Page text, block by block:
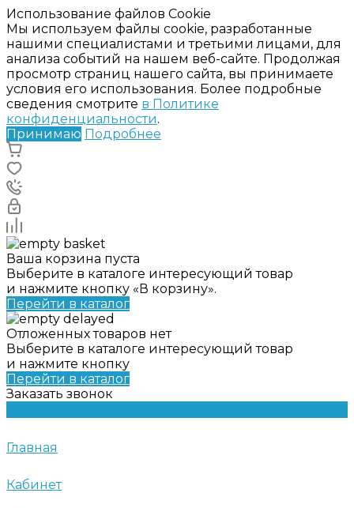
Использование файлов Cookie
Мы используем файлы cookie, разработанные
нашими специалистами и третьими лицами, для
анализа событий на нашем веб-сайте. Продолжая
просмотр страниц нашего сайта, вы принимаете
условия его использования. Более подробные
сведения смотрите в Политике
конфиденциальности.
Принимаю Подробнее
Ваша корзина пуста
Выберите в каталоге интересующий товар
и нажмите кнопку «В корзину».
Перейти в каталог
Отложенных товаров нет
Выберите в каталоге интересующий товар
и нажмите кнопку
Перейти в каталог
Заказать звонок
Главная
Кабинет